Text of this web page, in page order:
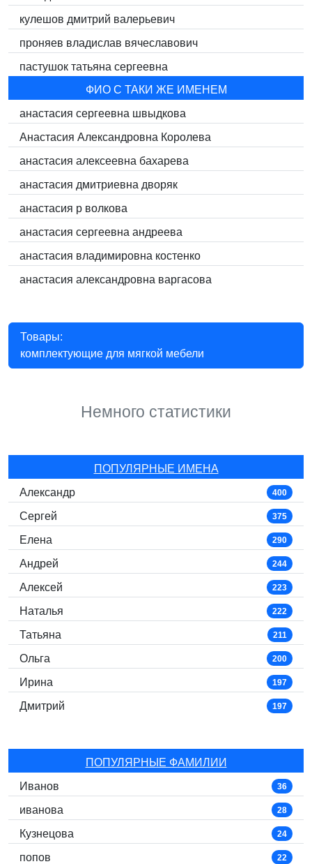
кулешов дмитрий валерьевич
проняев владислав вячеславович
пастушок татьяна сергеевна
ФИО С ТАКИ ЖЕ ИМЕНЕМ
анастасия сергеевна швыдкова
Анастасия Александровна Королева
анастасия алексеевна бахарева
анастасия дмитриевна дворяк
анастасия p волкова
анастасия сергеевна андреева
анастасия владимировна костенко
анастасия александровна варгасова
Товары:
комплектующие для мягкой мебели
Немного статистики
ПОПУЛЯРНЫЕ ИМЕНА
Александр
400
Сергей 375
Елена 290
Андрей 244
Алексей 223
Наталья 222
Татьяна 211
Ольга 200
Ирина 197
Дмитрий 197
ПОПУЛЯРНЫЕ ФАМИЛИИ
Иванов
36
иванова 28
Кузнецова 24
попов 22